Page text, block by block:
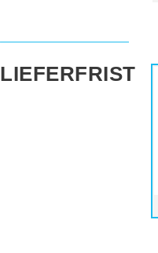
LIEFERFRIST